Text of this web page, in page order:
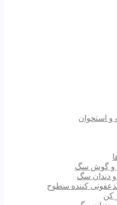
استخوان
و گوش سگ
دندان سگ
کننده سطوح
کن